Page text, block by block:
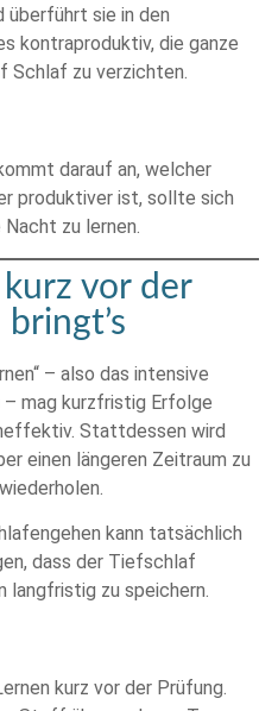
überführt sie in den
kontraproduktiv, die ganze
Schlaf zu verzichten.
darauf an, welcher
produktiver ist, sollte sich
zu lernen.
vor der
– also das intensive
– mag kurzfristig Erfolge
Stattdessen wird
einen längeren Zeitraum zu
kann tatsächlich
dass der Tiefschlaf
langfristig zu speichern.
kurz vor der Prüfung.